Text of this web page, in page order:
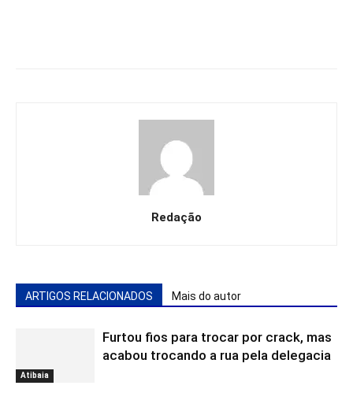
Redação
ARTIGOS RELACIONADOS Mais do autor
Atibaia
Furtou fios para trocar por crack, mas
acabou trocando a rua pela delegacia